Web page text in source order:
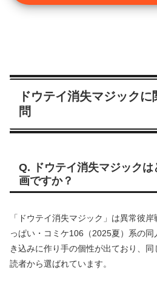
ドウテイ消失マジック
問
Q. ドウテイ消失マジック
画ですか？
「ドウテイ消失マジック」は異常彼
っぱい・コミケ106（2025夏）系の
き込みに作り手の個性が出ており、
読者から選ばれています。